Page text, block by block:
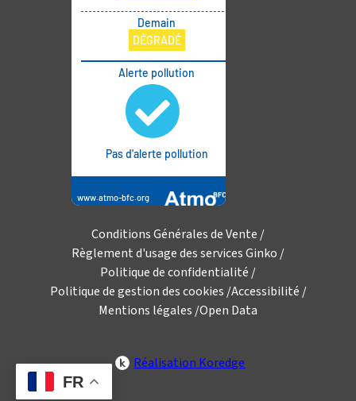
FR
Conditions Générales de Vente
Règlement d'usage des services Ginko
Politique de confidentialité
Politique de gestion des cookies Accessibilité
Mentions légales Open Data
Réalisation Koredge